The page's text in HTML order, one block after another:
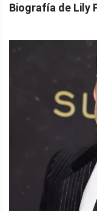
Biografía de Lily